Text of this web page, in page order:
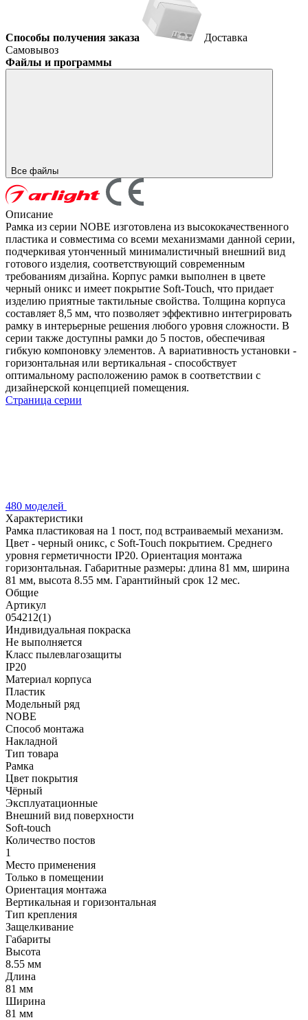
Способы получения заказа
Доставка
Самовывоз
Файлы и программы
Все файлы
Описание
Рамка из серии NOBE изготовлена из высококачественного
пластика и совместима со всеми механизмами данной серии,
подчеркивая утонченный минималистичный внешний вид
готового изделия, соответствующий современным
требованиям дизайна. Корпус рамки выполнен в цвете
черный оникс и имеет покрытие Soft-Touch, что придает
изделию приятные тактильные свойства. Толщина корпуса
составляет 8,5 мм, что позволяет эффективно интегрировать
рамку в интерьерные решения любого уровня сложности. В
серии также доступны рамки до 5 постов, обеспечивая
гибкую компоновку элементов. А вариативность установки -
горизонтальная или вертикальная - способствует
оптимальному расположению рамок в соответствии с
дизайнерской концепцией помещения.
Страница серии
480 моделей
Характеристики
Рамка пластиковая на 1 пост, под встраиваемый механизм.
Цвет - черный оникс, с Soft-Touch покрытием. Среднего
уровня герметичности IP20. Ориентация монтажа
горизонтальная. Габаритные размеры: длина 81 мм, ширина
81 мм, высота 8.55 мм. Гарантийный срок 12 мес.
Общие
Артикул
054212(1)
Индивидуальная покраска
Не выполняется
Класс пылевлагозащиты
IP20
Материал корпуса
Пластик
Модельный ряд
NOBE
Способ монтажа
Накладной
Тип товара
Рамка
Цвет покрытия
Чёрный
Эксплуатационные
Внешний вид поверхности
Soft-touch
Количество постов
1
Место применения
Только в помещении
Ориентация монтажа
Вертикальная и горизонтальная
Тип крепления
Защелкивание
Габариты
Высота
8.55 мм
Длина
81 мм
Ширина
81 мм